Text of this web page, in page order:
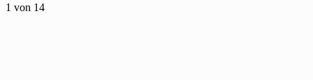
1 von 14